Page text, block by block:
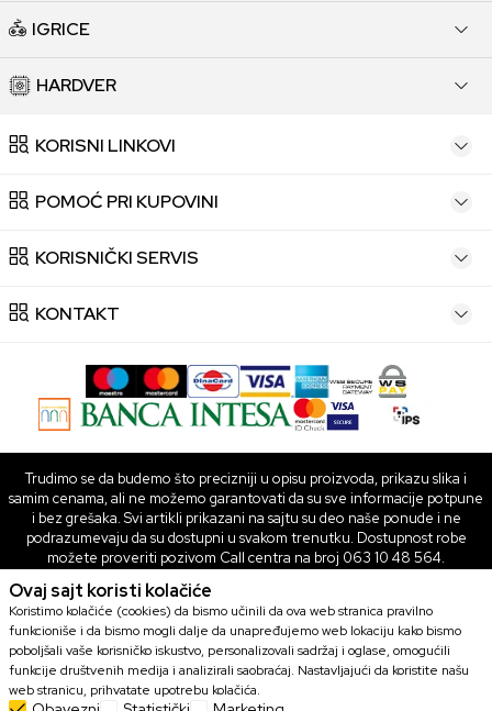
IGRICE
HARDVER
KORISNI LINKOVI
POMOĆ PRI KUPOVINI
KORISNIČKI SERVIS
KONTAKT
Trudimo se da budemo što precizniji u opisu proizvoda, prikazu slika i
samim cenama, ali ne možemo garantovati da su sve informacije potpune
i bez grešaka. Svi artikli prikazani na sajtu su deo naše ponude i ne
podrazumevaju da su dostupni u svakom trenutku. Dostupnost robe
možete proveriti pozivom Call centra na broj 063 10 48 564.
©2026www.games.rsPowered byNB SOFTSva prava zadržana.
Ovaj sajt koristi kolačiće
Koristimo kolačiće (cookies) da bismo učinili da ova web stranica pravilno
funkcioniše i da bismo mogli dalje da unapređujemo web lokaciju kako bismo
poboljšali vaše korisničko iskustvo, personalizovali sadržaj i oglase, omogućili
funkcije društvenih medija i analizirali saobraćaj. Nastavljajući da koristite našu
web stranicu, prihvatate upotrebu kolačića.